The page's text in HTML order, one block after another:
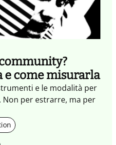
e come misurarla
e le modalità per
per estrarre, ma per